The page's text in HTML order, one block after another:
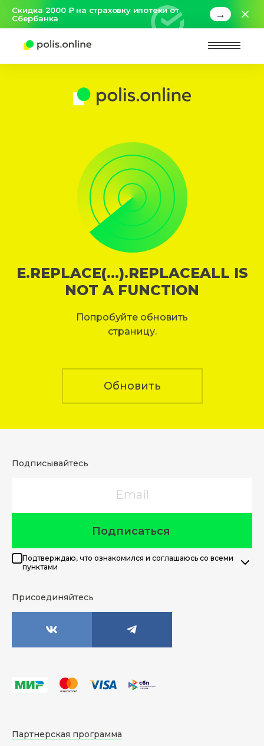
Скидка 2000 ₽ на страховку ипотеки от
Сбербанка
→
E.REPLACE(...).REPLACEALL IS
NOT A FUNCTION
Попробуйте обновить
страницу.
Обновить
Подписывайтесь
Подписаться
Подтверждаю, что ознакомился и соглашаюсь со всеми
пунктами
Присоединяйтесь
Партнерская программа